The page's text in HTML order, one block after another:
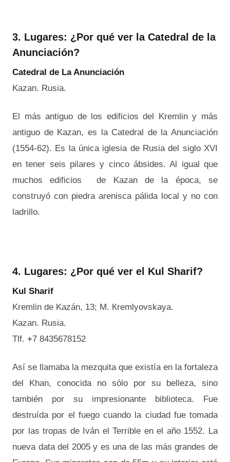
3. Lugares: ¿Por qué ver la Catedral de la
Anunciación?
Catedral de La Anunciación
Kazan. Rusia.
El más antiguo de los edificios del Kremlin y más
antiguo de Kazan, es la Catedral de la Anunciación
(1554-62). Es la única iglesia de Rusia del siglo XVI
en tener seis pilares y cinco ábsides. Al igual que
muchos edificios de Kazan de la época, se
construyó con piedra arenisca pálida local y no con
ladrillo.
4. Lugares: ¿Por qué ver el Kul Sharif?
Kul Sharif
Kremlin de Kazán, 13; M. Кremlyovskaya.
Kazan. Rusia.
Tlf. +7 8435678152
Así se llamaba la mezquita que existía en la fortaleza
del Khan, conocida no sólo por su belleza, sino
también por su impresionante biblioteca. Fue
destruída por el fuego cuando la ciudad fue tomada
por las tropas de Iván el Terrible en el año 1552. La
nueva data del 2005 y es una de las más grandes de